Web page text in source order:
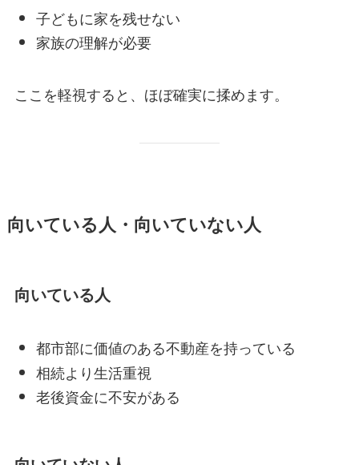
子どもに家を残せない
家族の理解が必要
ここを軽視すると、ほぼ確実に揉めます。
向いている人・向いていない人
向いている人
都市部に価値のある不動産を持っている
相続より生活重視
老後資金に不安がある